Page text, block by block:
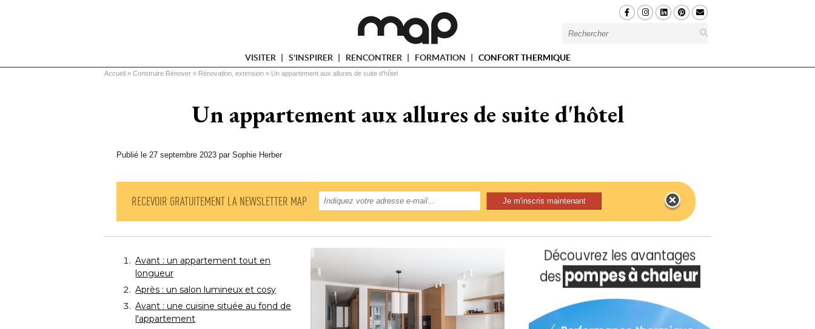
VISITER S'INSPIRER RENCONTRER FORMATION CONFORT THERMIQUE
Vous êtes ici
Accueil » Construire Rénover » Rénovation, extension » Un appartement aux allures de suite d'hôtel
Un appartement aux allures de suite d'hôtel
Publié le 27 septembre 2023 par Sophie Herber
RECEVOIR GRATUITEMENT LA NEWSLETTER MAP
Avant : un appartement tout en
longueur
Après : un salon lumineux et cosy
Avant : une cuisine située au fond de
l'appartement